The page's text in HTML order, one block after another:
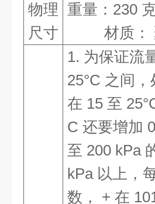
物理
尺寸
重量 ： 230
材质 ：
1. 为保证流
25°C 之间
在 15 至
C 还要增加
至 200 kPa
kPa 以上，
数， + 在